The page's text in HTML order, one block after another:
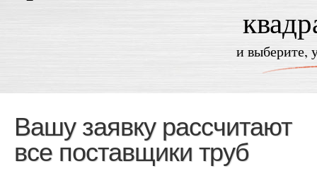
и выберите,
Вашу заявку рассчитают
все поставщики труб